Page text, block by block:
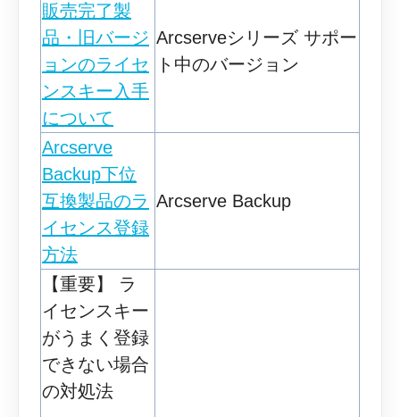
販売完了製
品・旧バージ
ョンのライセ
ンスキー入手
について
Arcserveシリーズ サポー
ト中のバージョン
Arcserve
Backup下位
互換製品のラ
イセンス登録
方法
Arcserve Backup
【重要】 ラ
イセンスキー
がうまく登録
できない場合
の対処法